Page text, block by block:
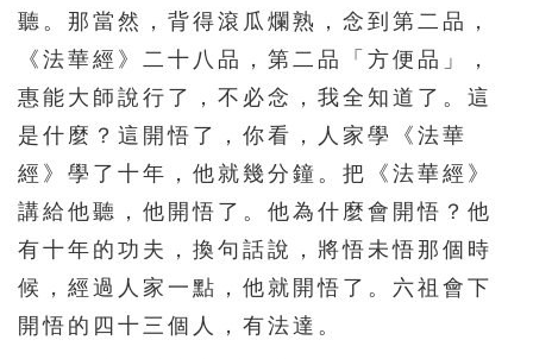
聽。那當然，背得滾瓜爛熟，念到第二品，
《法華經》二十八品，第二品「方便品」，
惠能大師說行了，不必念，我全知道了。這
是什麼？這開悟了，你看，人家學《法華
經》學了十年，他就幾分鐘。把《法華經》
講給他聽，他開悟了。他為什麼會開悟？他
有十年的功夫，換句話說，將悟未悟那個時
候，經過人家一點，他就開悟了。六祖會下
開悟的四十三個人，有法達。